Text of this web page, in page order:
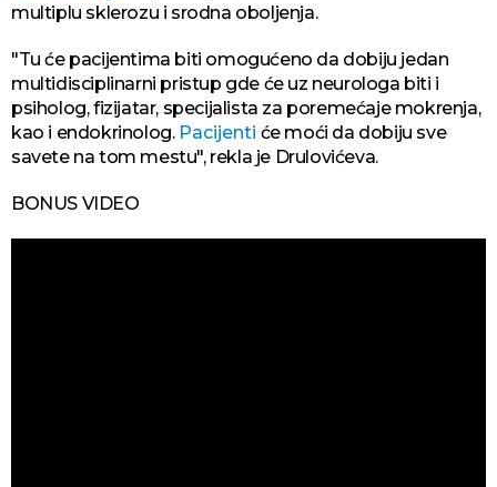
multiplu sklerozu i srodna oboljenja.
"Tu će pacijentima biti omogućeno da dobiju jedan
multidisciplinarni pristup gde će uz neurologa biti i
psiholog, fizijatar, specijalista za poremećaje mokrenja,
kao i endokrinolog. Pacijenti će moći da dobiju sve
savete na tom mestu", rekla je Drulovićeva.
BONUS VIDEO